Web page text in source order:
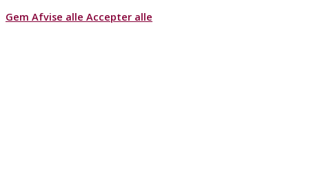
Gem Afvise alle Accepter alle